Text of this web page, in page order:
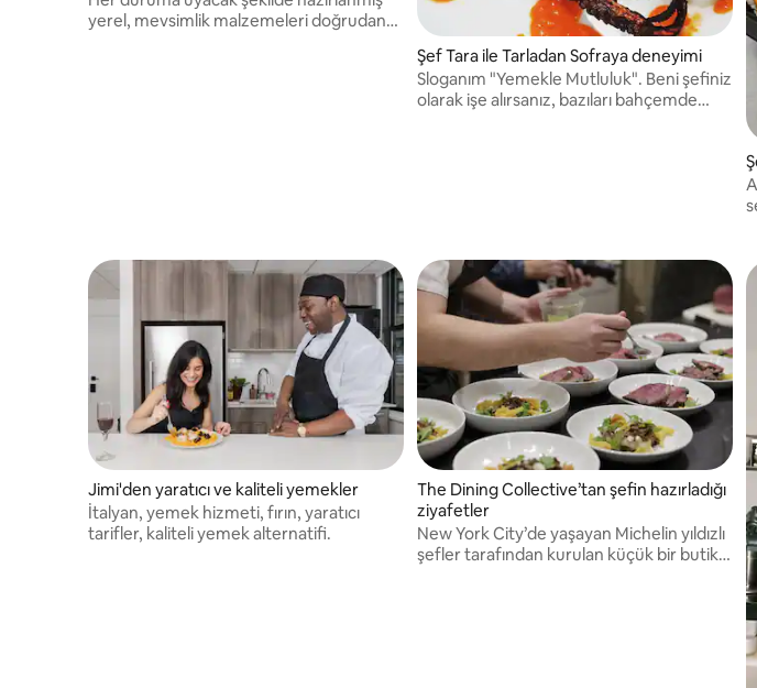
yerel, mevsimlik malzemeleri doğrudan
Şef Tara ile Tarladan Sofraya deneyimi
Sloganım "Yemekle Mutluluk". Beni şefiniz
olarak işe alırsanız, bazıları bahçemde
Jimi'den yaratıcı ve kaliteli yemekler
İtalyan, yemek hizmeti, fırın, yaratıcı
tarifler, kaliteli yemek alternatifi.
The Dining Collective’tan şefin hazırladığı
ziyafetler
New York City’de yaşayan Michelin yıldızlı
şefler tarafından kurulan küçük bir butik